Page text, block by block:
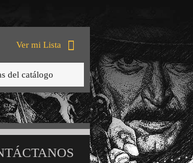
Ver mi Lista
del catálogo